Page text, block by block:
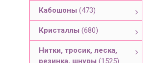
Кабошоны (473)
Кристаллы (680)
Нитки, тросик, леска,
резинка, шнуры (1525)